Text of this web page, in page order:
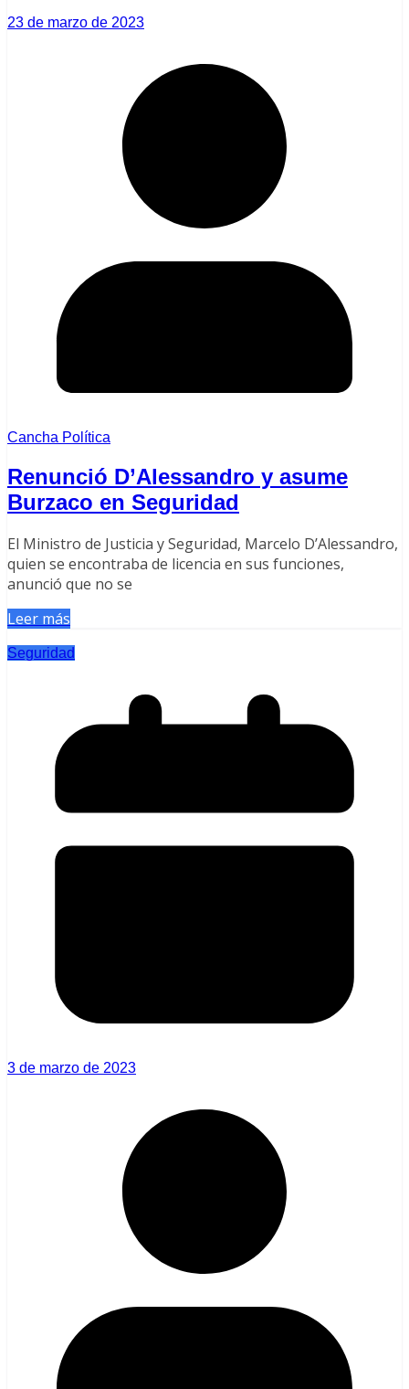
23 de marzo de 2023
Cancha Política
Renunció D’Alessandro y asume
Burzaco en Seguridad
El Ministro de Justicia y Seguridad, Marcelo D’Alessandro,
quien se encontraba de licencia en sus funciones,
anunció que no se
Leer más
Seguridad
3 de marzo de 2023